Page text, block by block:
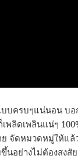
บครบๆแน่นอน บอ
พลิดเพลินแน่ๆ
ย จัดหมวดหมู่ให้แล้
นอย่างไม่ต้องสงสั